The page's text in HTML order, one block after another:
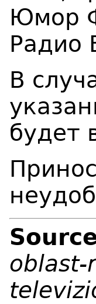
Юмор
Радио
В
будет
oblast-